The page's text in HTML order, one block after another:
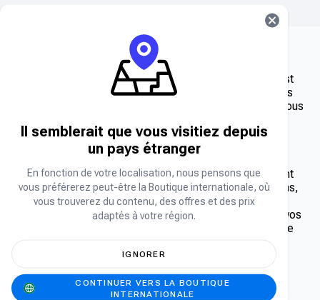
Chez Carry1st Shop, nous pensons que le jeu vidéo n'est
pas qu'un loisir, c'est un style de vie. C'est pourquoi nous
avons sélectionné une sélection de bons d'achat pour vous
Que sont les bons d'achat de cartes-cadeaux de jeu ?
Les bons d'achat sont des codes numériques permettant
d'obtenir divers contenus de jeu, tels que des extensions,
de la monnaie ou des crédits de jeu, ainsi que des
abonnements. Grâce à eux, accédez instantanément à vos
jeux et contenus préférés sans quitter votre domicile. De
plus, ils constituent d'excellents cadeaux pour tous les
joueurs de votre entourage.
Bons de jeu populaires
Il semblerait que vous visitiez depuis
un pays étranger
En fonction de votre localisation, nous pensons que
vous préférerez peut-être la Boutique internationale, où
vous trouverez du contenu, des offres et des prix
adaptés à votre région.
IGNORER
CONTINUER VERS LA BOUTIQUE
INTERNATIONALE